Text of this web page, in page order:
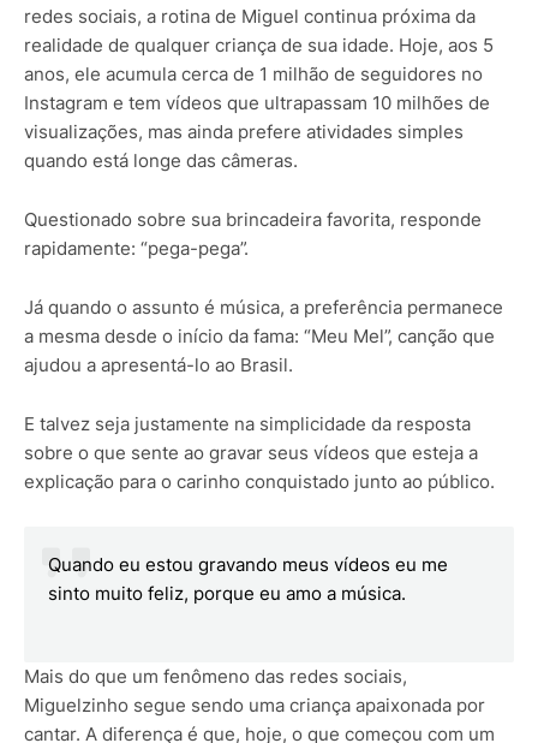
redes sociais, a rotina de Miguel continua próxima da
realidade de qualquer criança de sua idade. Hoje, aos 5
anos, ele acumula cerca de 1 milhão de seguidores no
Instagram e tem vídeos que ultrapassam 10 milhões de
visualizações, mas ainda prefere atividades simples
quando está longe das câmeras.
Questionado sobre sua brincadeira favorita, responde
rapidamente: “pega-pega”.
Já quando o assunto é música, a preferência permanece
a mesma desde o início da fama: “Meu Mel”, canção que
ajudou a apresentá-lo ao Brasil.
E talvez seja justamente na simplicidade da resposta
sobre o que sente ao gravar seus vídeos que esteja a
explicação para o carinho conquistado junto ao público.
Quando eu estou gravando meus vídeos eu me
sinto muito feliz, porque eu amo a música.
Mais do que um fenômeno das redes sociais,
Miguelzinho segue sendo uma criança apaixonada por
cantar. A diferença é que, hoje, o que começou com um